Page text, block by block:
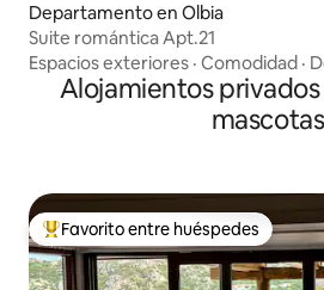
Departamento en Olbia
Suite romántica Apt.21
Espacios exteriores · Comodidad ·
Alojamientos
mascotas
De los mejores en Favorito entre
Favorito entre huéspedes